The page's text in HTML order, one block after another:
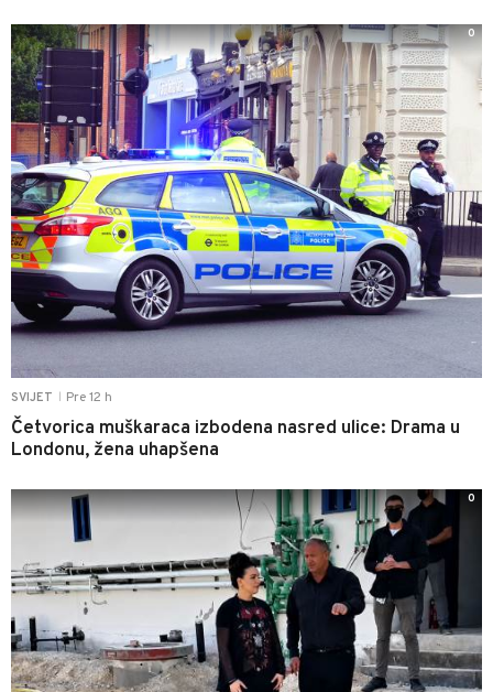
SVIJET Pre 12 h
Četvorica muškaraca izbodena nasred ulice: Drama u
Londonu, žena uhapšena
0
0